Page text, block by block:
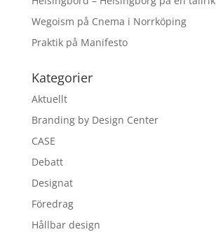
Wegoism på Cnema i Norrköping
Praktik på Manifesto
Kategorier
Aktuellt
Branding by Design Center
CASE
Debatt
Designat
Föredrag
Hållbar design